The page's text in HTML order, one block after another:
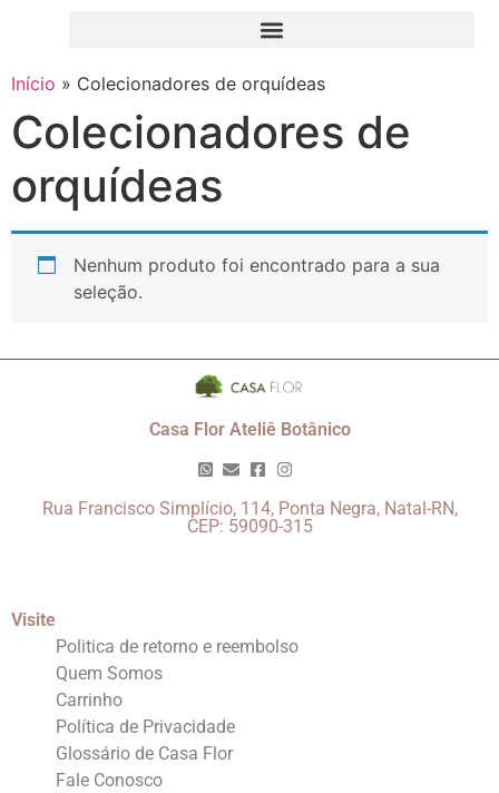
Início » Colecionadores de orquídeas
Colecionadores de
orquídeas
Nenhum produto foi encontrado para a sua
seleção.
Casa Flor Ateliê Botânico
Rua Francisco Simplício, 114, Ponta Negra, Natal-RN,
CEP: 59090-315
Visite
Politica de retorno e reembolso
Quem Somos
Carrinho
Política de Privacidade
Glossário de Casa Flor
Fale Conosco